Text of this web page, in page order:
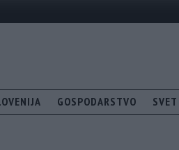
GOSPODARSTVO SVET